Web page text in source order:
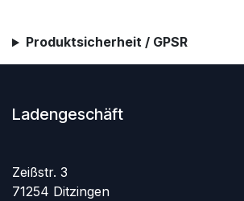
Produktsicherheit / GPSR
Ladengeschäft
Zeißstr. 3
71254 Ditzingen